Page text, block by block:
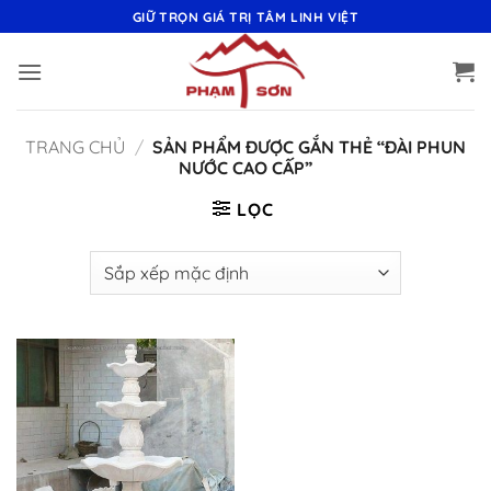
qua
nội
GIỮ TRỌN GIÁ TRỊ TÂM LINH VIỆT
TRANG CHỦ / SẢN PHẨM ĐƯỢC GẮN THẺ “ĐÀI PHUN
NƯỚC CAO CẤP”
LỌC